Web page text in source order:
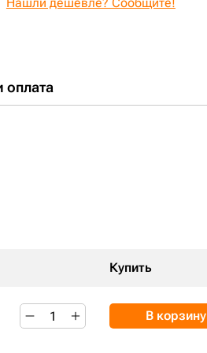
оплата
Купить
В корзину